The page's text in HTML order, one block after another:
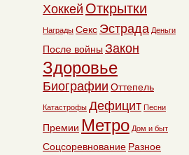
Хоккей Открытки
Награды Секс Эстрада Деньги
После войны Закон
Здоровье
Биографии Оттепель
Катастрофы Дефицит Песни
Премии Метро Дом и быт
Соцсоревнование Разное